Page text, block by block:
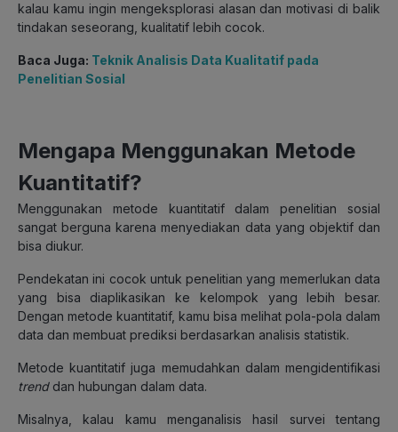
kalau kamu ingin mengeksplorasi alasan dan motivasi di balik
tindakan seseorang, kualitatif lebih cocok.
Baca Juga: Teknik Analisis Data Kualitatif pada
Penelitian Sosial
Mengapa Menggunakan Metode
Kuantitatif?
Menggunakan metode kuantitatif dalam penelitian sosial
sangat berguna karena menyediakan data yang objektif dan
bisa diukur.
Pendekatan ini cocok untuk penelitian yang memerlukan data
yang bisa diaplikasikan ke kelompok yang lebih besar.
Dengan metode kuantitatif, kamu bisa melihat pola-pola dalam
data dan membuat prediksi berdasarkan analisis statistik.
Metode kuantitatif juga memudahkan dalam mengidentifikasi
trend dan hubungan dalam data.
Misalnya, kalau kamu menganalisis hasil survei tentang